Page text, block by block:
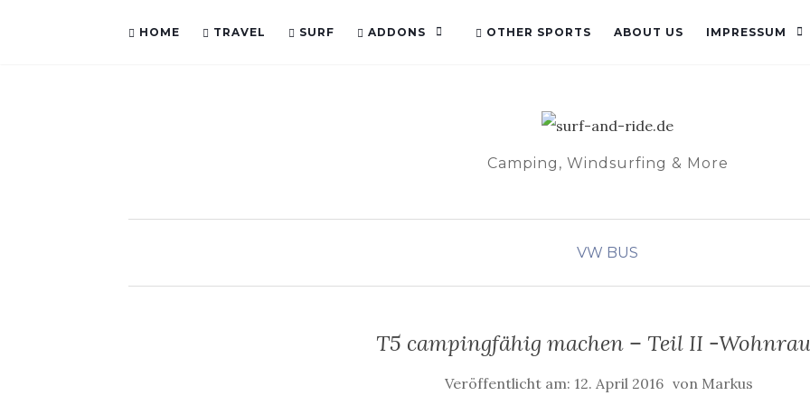
HOME TRAVEL SURF ADDONS OTHER SPORTS ABOUT US IMPRESSUM
Camping, Windsurfing & More
VW BUS
T5 campingfähig machen – Teil II -
Veröffentlicht am: 12. April 2016 von Markus